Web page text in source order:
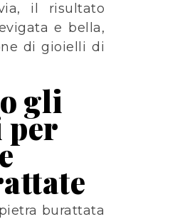
il risultato
e bella,
di gioielli di
gli
per
burattata